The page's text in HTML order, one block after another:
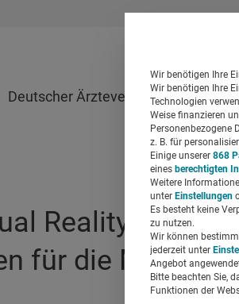
Deutscher Ärzteverlag
Reality –
für die Medizin?
Wir benötigen Ihre
Wir benötigen Ihre
Technologien
Weise finanzieren
Personenbezogene
z. B. für
Einige unserer 868
eines berechtigten
Weitere
unter Einstellungen
Es besteht keine
zu nutzen.
Wir können
jederzeit unter
Angebot
Bitte beachten Sie,
Funktionen der